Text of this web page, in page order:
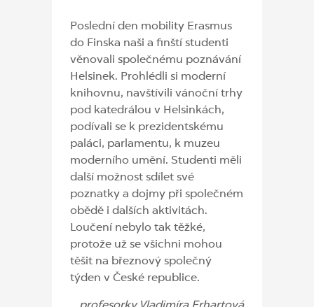
Poslední den mobility Erasmus
do Finska naši a finští studenti
věnovali společnému poznávání
Helsinek. Prohlédli si moderní
knihovnu, navštívili vánoční trhy
pod katedrálou v Helsinkách,
podívali se k prezidentskému
paláci, parlamentu, k muzeu
moderního umění. Studenti měli
další možnost sdílet své
poznatky a dojmy při společném
obědě i dalších aktivitách.
Loučení nebylo tak těžké,
protože už se všichni mohou
těšit na březnový společný
týden v České republice.